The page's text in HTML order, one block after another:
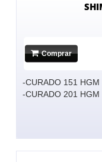
Comprar
-CURADO 151 HGM
-CURADO 201 HGM